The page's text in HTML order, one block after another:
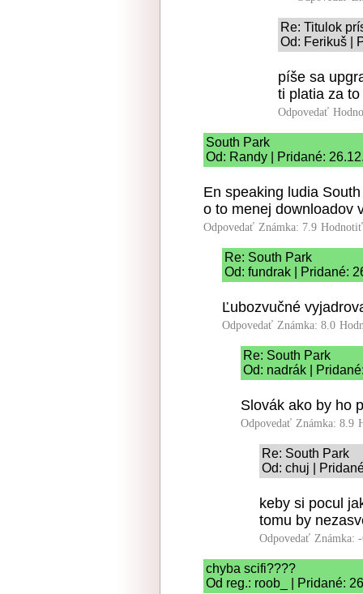
Re: Titulok
Od: Ferikuš |
píše sa
ti platia za
Odpovedať
South Park
Od: Randy | Pridané:
En speaking ludia
o to menej downloadov
Odpovedať Známka: 7.9
Re: South Park
Od: fundrak | Pridané:
Ľubozvučné
Odpovedať Známka: 8.0
Re: South Park
Od: nadrák |
Slovák ako by ho
Odpovedať Známka: 8.9
Re: South Park
Od: chuj |
keby si pocul
tomu by
Odpovedať Známka:
chyba scifi????
Od reg.: roob_ | Pridané: